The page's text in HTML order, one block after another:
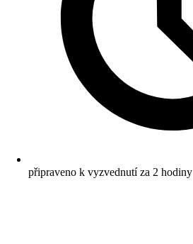
připraveno k vyzvednutí za 2 hodiny